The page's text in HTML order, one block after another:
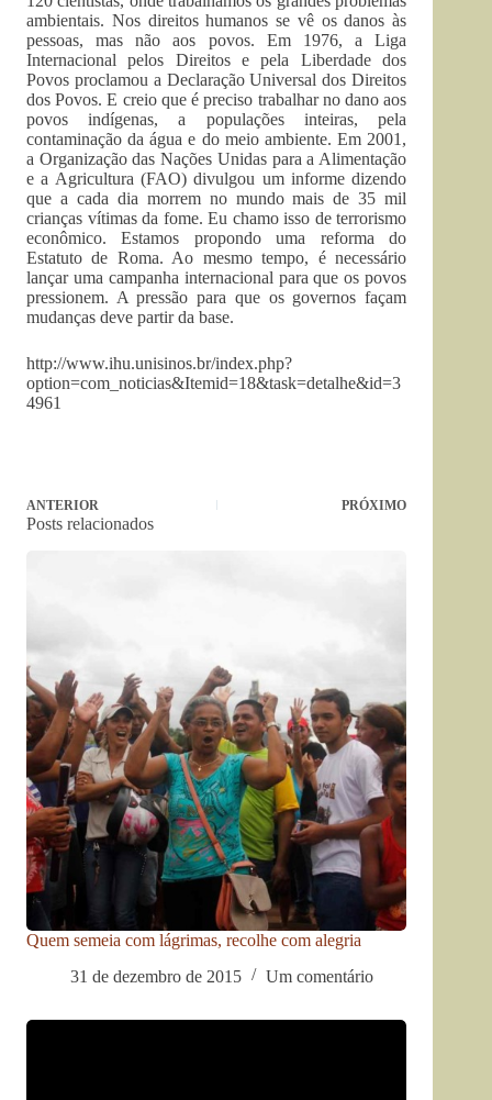
ambientais. Nos direitos humanos se vê os danos às
pessoas, mas não aos povos. Em 1976, a Liga
Internacional pelos Direitos e pela Liberdade dos
Povos proclamou a Declaração Universal dos Direitos
dos Povos. E creio que é preciso trabalhar no dano aos
povos indígenas, a populações inteiras, pela
contaminação da água e do meio ambiente. Em 2001,
a Organização das Nações Unidas para a Alimentação
e a Agricultura (FAO) divulgou um informe dizendo
que a cada dia morrem no mundo mais de 35 mil
crianças vítimas da fome. Eu chamo isso de terrorismo
econômico. Estamos propondo uma reforma do
Estatuto de Roma. Ao mesmo tempo, é necessário
lançar uma campanha internacional para que os povos
pressionem. A pressão para que os governos façam
mudanças deve partir da base.
http://www.ihu.unisinos.br/index.php?
option=com_noticias&Itemid=18&task=detalhe&id=3
4961
ANTERIOR PRÓXIMO
Posts relacionados
Quem semeia com lágrimas, recolhe com alegria
31 de dezembro de 2015
Um comentário